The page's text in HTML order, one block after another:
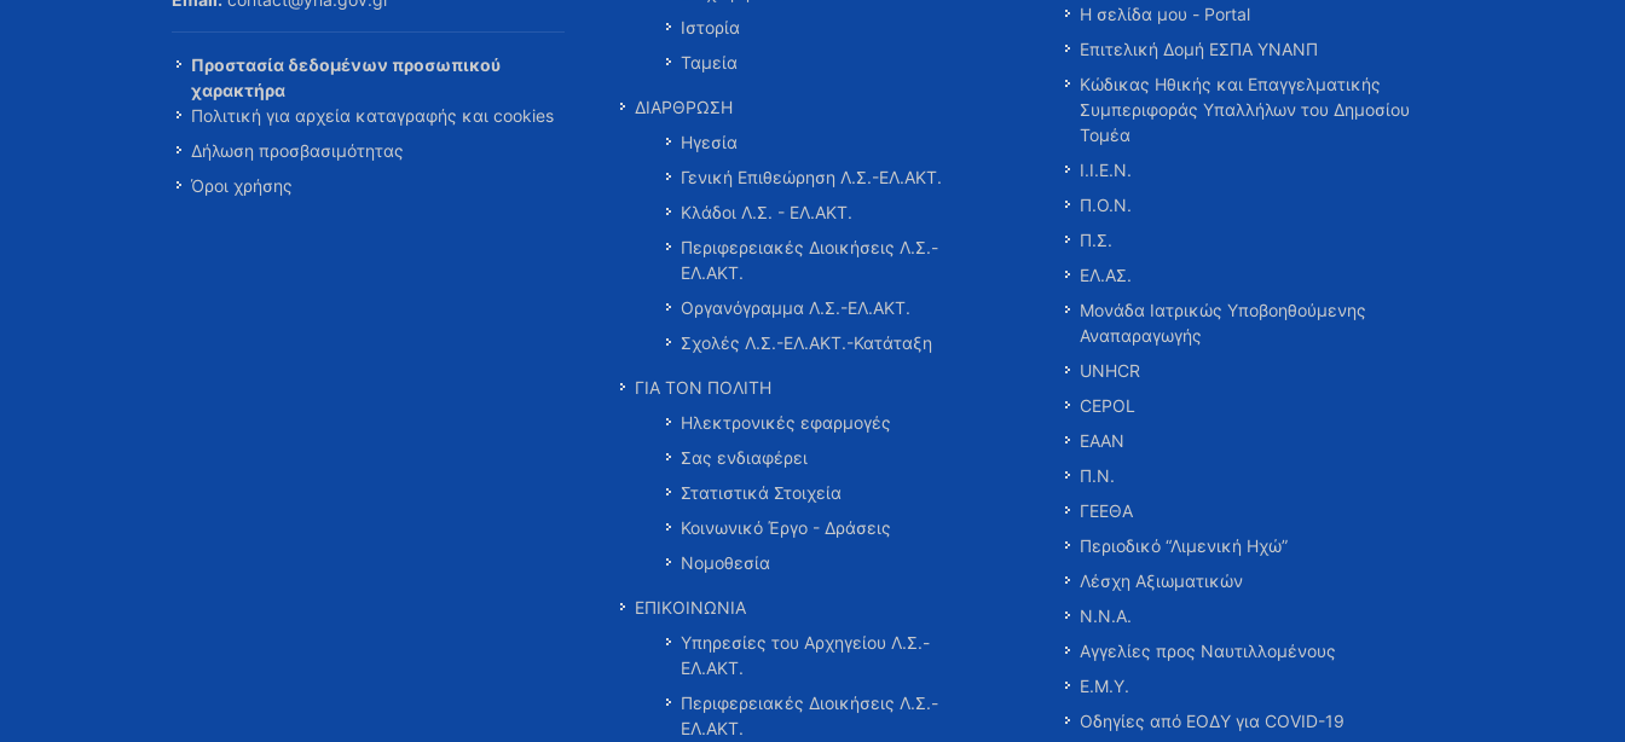
Προστασία δεδομένων προσωπικού
χαρακτήρα
Πολιτική για αρχεία καταγραφής και cookies
Δήλωση προσβασιμότητας
Όροι χρήσης
Ιστορία
Ταμεία
ΔΙΑΡΘΡΩΣΗ
Ηγεσία
Γενική Επιθεώρηση Λ.Σ.-ΕΛ.ΑΚΤ.
Κλάδοι Λ.Σ. - ΕΛ.ΑΚΤ.
Περιφερειακές Διοικήσεις Λ.Σ.-
ΕΛ.ΑΚΤ.
Οργανόγραμμα Λ.Σ.-ΕΛ.ΑΚΤ.
Σχολές Λ.Σ.-ΕΛ.ΑΚΤ.-Κατάταξη
ΓΙΑ ΤΟΝ ΠΟΛΙΤΗ
Ηλεκτρονικές εφαρμογές
Σας ενδιαφέρει
Στατιστικά Στοιχεία
Κοινωνικό Έργο - Δράσεις
Νομοθεσία
ΕΠΙΚΟΙΝΩΝΙΑ
Υπηρεσίες του Αρχηγείου Λ.Σ.-
ΕΛ.ΑΚΤ.
Περιφερειακές Διοικήσεις Λ.Σ.-
ΕΛ.ΑΚΤ.
Η σελίδα μου - Portal
Επιτελική Δομή ΕΣΠΑ ΥΝΑΝΠ
Κώδικας Ηθικής και Επαγγελματικής
Συμπεριφοράς Υπαλλήλων του Δημοσίου
Τομέα
Ι.Ι.Ε.Ν.
Π.Ο.Ν.
Π.Σ.
ΕΛ.ΑΣ.
Μονάδα Ιατρικώς Υποβοηθούμενης
Αναπαραγωγής
UNHCR
CEPOL
ΕΑΑΝ
Π.Ν.
ΓΕΕΘΑ
Περιοδικό “Λιμενική Ηχώ”
Λέσχη Αξιωματικών
Ν.Ν.Α.
Αγγελίες προς Ναυτιλλομένους
Ε.Μ.Υ.
Οδηγίες από ΕΟΔΥ για COVID-19